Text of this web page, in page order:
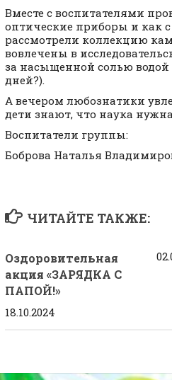
Вместе с воспитателями
оптические приборы и как
рассмотрели коллекцию
вовлечены в
за насыщенной солью водой
дней?).
А вечером любознатики
дети знают, что наука нужна
Воспитатели группы:
Боброва Наталья
ЧИТАЙТЕ ТАКЖЕ:
Оздоровительная
акция «ЗАРЯДКА С
ПАПОЙ!»
18.10.2024